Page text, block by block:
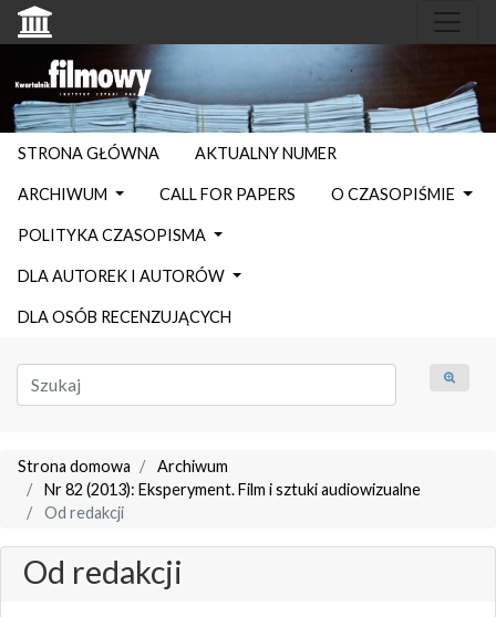
STRONA GŁÓWNA AKTUALNY NUMER
ARCHIWUM CALL FOR PAPERS O CZASOPIŚMIE
POLITYKA CZASOPISMA
DLA AUTOREK I AUTORÓW
DLA OSÓB RECENZUJĄCYCH
Strona domowa
Archiwum
Nr 82 (2013): Eksperyment. Film i sztuki audiowizualne
Od redakcji
Od redakcji